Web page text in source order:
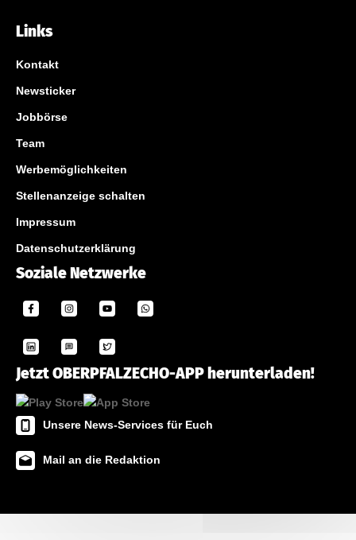
Links
Kontakt
Newsticker
Jobbörse
Team
Werbemöglichkeiten
Stellenanzeige schalten
Impressum
Datenschutzerklärung
Soziale Netzwerke
Jetzt OBERPFALZECHO-APP herunterladen!
Unsere News-Services für Euch
Mail an die Redaktion